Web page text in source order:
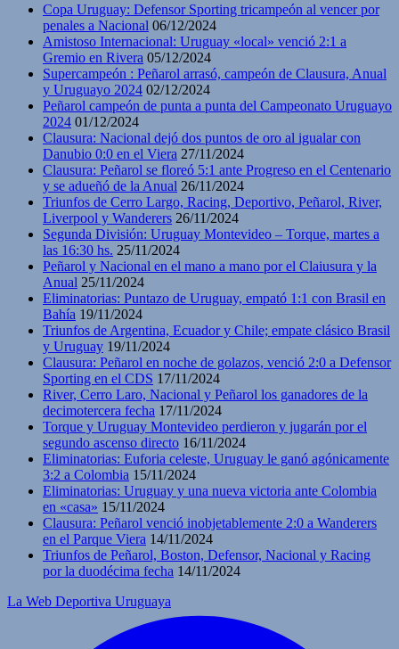
Copa Uruguay: Defensor Sporting tricampeón al vencer por
penales a Nacional 06/12/2024
Amistoso Internacional: Uruguay «local» venció 2:1 a
Gremio en Rivera 05/12/2024
Supercampeón : Peñarol arrasó, campeón de Clausura, Anual
y Uruguayo 2024 02/12/2024
Peñarol campeón de punta a punta del Campeonato Uruguayo
2024 01/12/2024
Clausura: Nacional dejó dos puntos de oro al igualar con
Danubio 0:0 en el Viera 27/11/2024
Clausura: Peñarol se floreó 5:1 ante Progreso en el Centenario
y se adueñó de la Anual 26/11/2024
Triunfos de Cerro Largo, Racing, Deportivo, Peñarol, River,
Liverpool y Wanderers 26/11/2024
Segunda División: Uruguay Montevideo – Torque, martes a
las 16:30 hs. 25/11/2024
Peñarol y Nacional en el mano a mano por el Claiusura y la
Anual 25/11/2024
Eliminatorias: Puntazo de Uruguay, empató 1:1 con Brasil en
Bahía 19/11/2024
Triunfos de Argentina, Ecuador y Chile; empate clásico Brasil
y Uruguay 19/11/2024
Clausura: Peñarol en noche de golazos, venció 2:0 a Defensor
Sporting en el CDS 17/11/2024
River, Cerro Laro, Nacional y Peñarol los ganadores de la
decimotercera fecha 17/11/2024
Torque y Uruguay Montevideo perdieron y jugarán por el
segundo ascenso directo 16/11/2024
Eliminatorias: Euforia celeste, Uruguay le ganó agónicamente
3:2 a Colombia 15/11/2024
Eliminatorias: Uruguay y una nueva victoria ante Colombia
en «casa» 15/11/2024
Clausura: Peñarol venció inobjetablemente 2:0 a Wanderers
en el Parque Viera 14/11/2024
Triunfos de Peñarol, Boston, Defensor, Nacional y Racing
por la duodécima fecha 14/11/2024
La Web Deportiva Uruguaya